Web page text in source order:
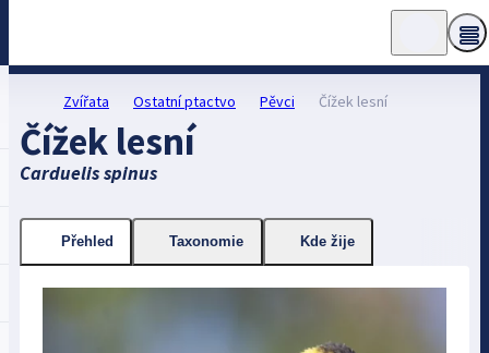
Zvířata Ostatní ptactvo Pěvci Čížek lesní
Čížek lesní
Carduelis spinus
Přehled Taxonomie Kde žije